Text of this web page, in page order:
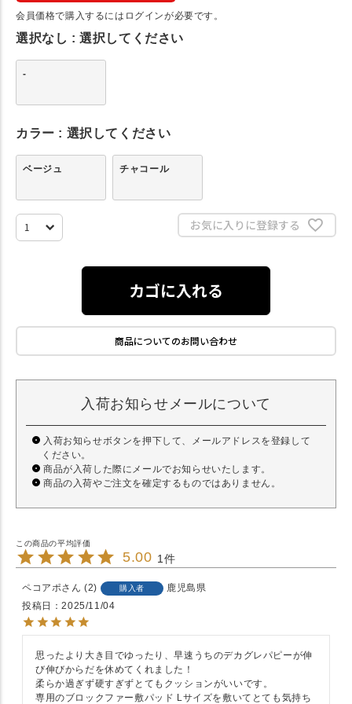
会員価格で購入するにはログインが必要です。
選択なし 選択してください
-
カラー 選択してください
ベージュ チャコール
お気に入りに登録する
カゴに入れる
商品についてのお問い合わせ
入荷お知らせメールについて
入荷お知らせボタンを押下して、メールアドレスを登録して
ください。
商品が入荷した際にメールでお知らせいたします。
商品の入荷やご注文を確定するものではありません。
5.00 1
ペコアポ 2 購入者
鹿児島県
投稿日
2025/11/04
思ったより大き目でゆったり、早速うちのデカグレパピーが伸
び伸びからだを休めてくれました！
柔らか過ぎず硬すぎずとてもクッションがいいです。
専用のブロックファー敷パッド Lサイズを敷いてとても気持ち